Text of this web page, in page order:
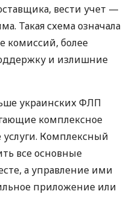
вести учет —
Такая схема означала
комиссий, более
и излишние
украинских ФЛП
комплексное
Комплексный
все основные
а управление ими
приложение или